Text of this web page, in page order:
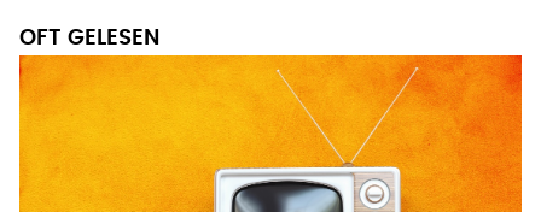
OFT GELESEN